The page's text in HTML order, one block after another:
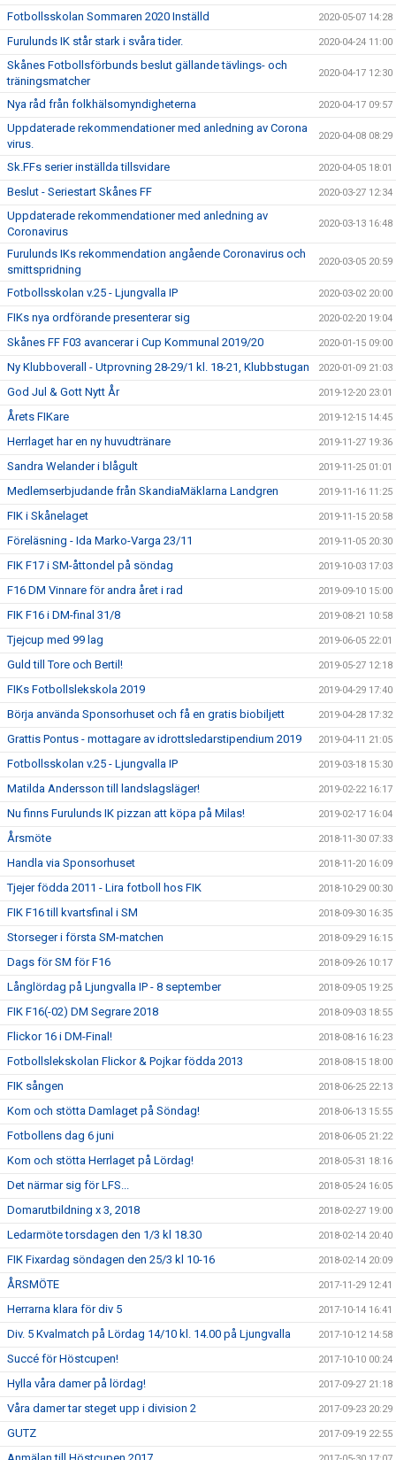
Fotbollsskolan Sommaren 2020 Inställd 2020-05-07 14:28
Furulunds IK står stark i svåra tider. 2020-04-24 11:00
Skånes Fotbollsförbunds beslut gällande tävlings- och
träningsmatcher
2020-04-17 12:30
Nya råd från folkhälsomyndigheterna 2020-04-17 09:57
Uppdaterade rekommendationer med anledning av Corona
virus.
2020-04-08 08:29
Sk.FFs serier inställda tillsvidare 2020-04-05 18:01
Beslut - Seriestart Skånes FF 2020-03-27 12:34
Uppdaterade rekommendationer med anledning av
Coronavirus
2020-03-13 16:48
Furulunds IKs rekommendation angående Coronavirus och
smittspridning
2020-03-05 20:59
Fotbollsskolan v.25 - Ljungvalla IP 2020-03-02 20:00
FIKs nya ordförande presenterar sig 2020-02-20 19:04
Skånes FF F03 avancerar i Cup Kommunal 2019/20 2020-01-15 09:00
Ny Klubboverall - Utprovning 28-29/1 kl. 18-21, Klubbstugan 2020-01-09 21:03
God Jul & Gott Nytt År 2019-12-20 23:01
Årets FIKare 2019-12-15 14:45
Herrlaget har en ny huvudtränare 2019-11-27 19:36
Sandra Welander i blågult 2019-11-25 01:01
Medlemserbjudande från SkandiaMäklarna Landgren 2019-11-16 11:25
FIK i Skånelaget 2019-11-15 20:58
Föreläsning - Ida Marko-Varga 23/11 2019-11-05 20:30
FIK F17 i SM-åttondel på söndag 2019-10-03 17:03
F16 DM Vinnare för andra året i rad 2019-09-10 15:00
FIK F16 i DM-final 31/8 2019-08-21 10:58
Tjejcup med 99 lag 2019-06-05 22:01
Guld till Tore och Bertil! 2019-05-27 12:18
FIKs Fotbollslekskola 2019 2019-04-29 17:40
Börja använda Sponsorhuset och få en gratis biobiljett 2019-04-28 17:32
Grattis Pontus - mottagare av idrottsledarstipendium 2019 2019-04-11 21:05
Fotbollsskolan v.25 - Ljungvalla IP 2019-03-18 15:30
Matilda Andersson till landslagsläger! 2019-02-22 16:17
Nu finns Furulunds IK pizzan att köpa på Milas! 2019-02-17 16:04
Årsmöte 2018-11-30 07:33
Handla via Sponsorhuset 2018-11-20 16:09
Tjejer födda 2011 - Lira fotboll hos FIK 2018-10-29 00:30
FIK F16 till kvartsfinal i SM 2018-09-30 16:35
Storseger i första SM-matchen 2018-09-29 16:15
Dags för SM för F16 2018-09-26 10:17
Långlördag på Ljungvalla IP - 8 september 2018-09-05 19:25
FIK F16(-02) DM Segrare 2018 2018-09-03 18:55
Flickor 16 i DM-Final! 2018-08-16 16:23
Fotbollslekskolan Flickor & Pojkar födda 2013 2018-08-15 18:00
FIK sången 2018-06-25 22:13
Kom och stötta Damlaget på Söndag! 2018-06-13 15:55
Fotbollens dag 6 juni 2018-06-05 21:22
Kom och stötta Herrlaget på Lördag! 2018-05-31 18:16
Det närmar sig för LFS... 2018-05-24 16:05
Domarutbildning x 3, 2018 2018-02-27 19:00
Ledarmöte torsdagen den 1/3 kl 18.30 2018-02-14 20:40
FIK Fixardag söndagen den 25/3 kl 10-16 2018-02-14 20:09
ÅRSMÖTE 2017-11-29 12:41
Herrarna klara för div 5 2017-10-14 16:41
Div. 5 Kvalmatch på Lördag 14/10 kl. 14.00 på Ljungvalla 2017-10-12 14:58
Succé för Höstcupen! 2017-10-10 00:24
Hylla våra damer på lördag! 2017-09-27 21:18
Våra damer tar steget upp i division 2 2017-09-23 20:29
GUTZ 2017-09-19 22:55